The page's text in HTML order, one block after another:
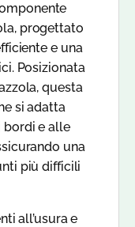
progettato
e una
Posizionata
questa
si adatta
bordi e alle
una
più difficili
all’usura e